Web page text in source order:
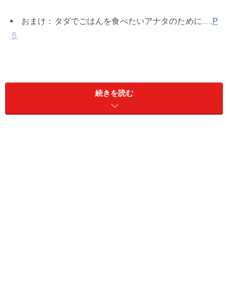
おまけ ：タダでごはんを食べたいアナタのために……P
５
ロンドンの物価って、どのくらい？
「ロンドンって、何でも高いね！」……最近、ロンドンを
続きを読む